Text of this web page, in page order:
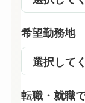
希望勤務地
転職・就職